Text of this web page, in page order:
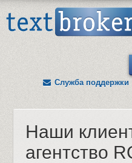
Служба поддержки
Наши
агентство